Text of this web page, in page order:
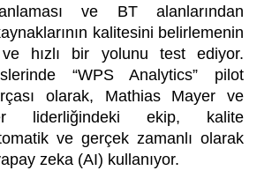
ve BT alanlarından
kalitesini belirlemenin
hızlı bir yolunu test ediyor.
“WPS Analytics” pilot
olarak, Mathias Mayer ve
liderliğindeki ekip, kalite
ve gerçek zamanlı olarak
zeka (AI) kullanıyor.